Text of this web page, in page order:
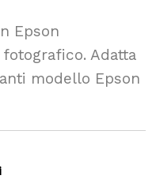
Epson
fotografico. Adatta
modello Epson